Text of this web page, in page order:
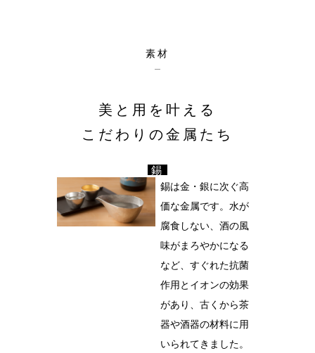
素材
美と用を叶える
こだわりの金属たち
錫
錫は金・銀に次ぐ高
価な金属です。水が
腐食しない、酒の風
味がまろやかになる
など、すぐれた抗菌
作用とイオンの効果
があり、古くから茶
器や酒器の材料に用
いられてきました。